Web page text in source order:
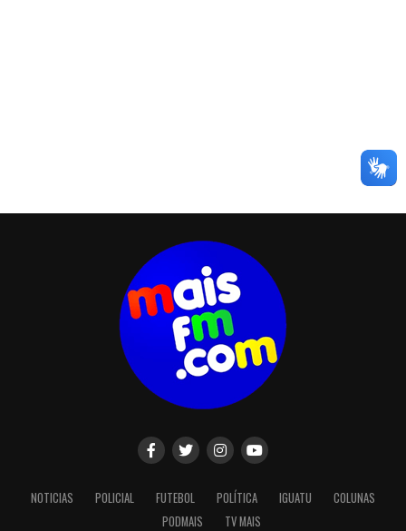
NOTICIAS POLICIAL FUTEBOL POLÍTICA IGUATU
COLUNAS
PODMAIS
TV MAIS